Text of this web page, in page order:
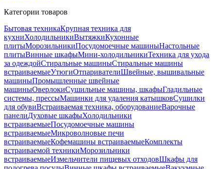
Категории товаров
Бытовая техникаКрупная техника для
кухниХолодильникиВытяжкиКухонные
плитыМорозильникиПосудомоечные машиныНастольные
плитыВинные шкафыМини-холодильникиТехника для ухода
за одеждойСтиральные машиныСтиральные машины
встраиваемыеУтюгиОтпаривателиШвейные, вышивальные
машиныПромышленные швейные
машиныОверлокиСушильные машины, шкафыГладильные
системы, прессыМашинки для удаления катышковСушилки
для обувиВстраиваемая техника, оборудованиеВарочные
панелиДуховые шкафыХолодильники
встраиваемыеПосудомоечные машины
встраиваемыеМикроволновые печи
встраиваемыеКофемашины встраиваемыеКомплекты
встраиваемой техникиМорозильники
встраиваемыеИзмельчители пищевых отходовШкафы для